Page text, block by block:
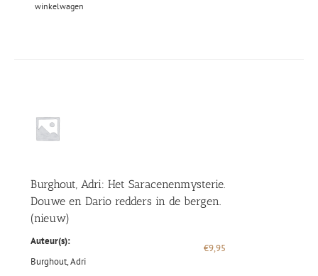
winkelwagen
Burghout, Adri: Het Saracenenmysterie.
Douwe en Dario redders in de bergen.
(nieuw)
Auteur(s):
Burghout, Adri
€9,95